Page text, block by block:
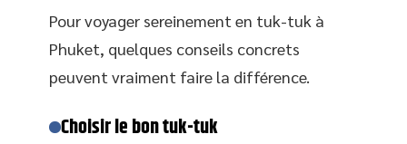
Pour voyager sereinement en tuk-tuk à
Phuket, quelques conseils concrets
peuvent vraiment faire la différence.
Choisir le bon tuk-tuk